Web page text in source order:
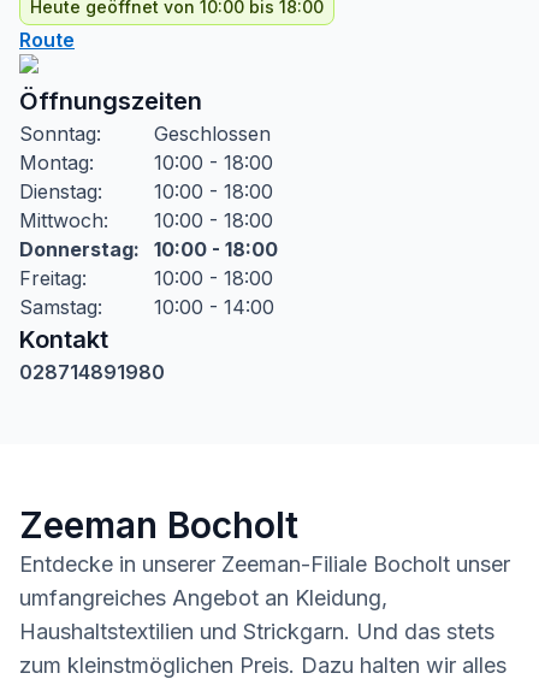
Heute geöffnet von 10:00 bis 18:00
Route
Öffnungszeiten
Sonntag:
Geschlossen
Montag:
10:00 - 18:00
Dienstag:
10:00 - 18:00
Mittwoch:
10:00 - 18:00
Donnerstag:
10:00 - 18:00
Freitag:
10:00 - 18:00
Samstag: 10:00 - 14:00
Kontakt
028714891980
Zeeman Bocholt
Entdecke in unserer Zeeman-Filiale Bocholt unser
umfangreiches Angebot an Kleidung,
Haushaltstextilien und Strickgarn. Und das stets
zum kleinstmöglichen Preis. Dazu halten wir alles